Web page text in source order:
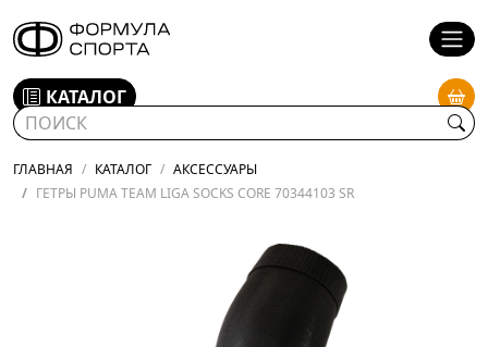
КАТАЛОГ
ГЛАВНАЯ КАТАЛОГ
АКСЕССУАРЫ
ГЕТРЫ PUMA TEAM LIGA SOCKS CORE 70344103 SR